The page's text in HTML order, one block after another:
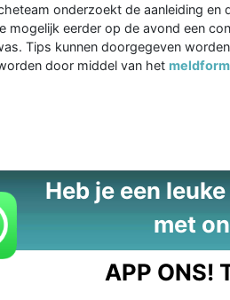
onderzoekt de aanleiding
mogelijk eerder op de avond een
Tips kunnen doorgegeven
door middel van het
Heb je een
met
APP ONS!